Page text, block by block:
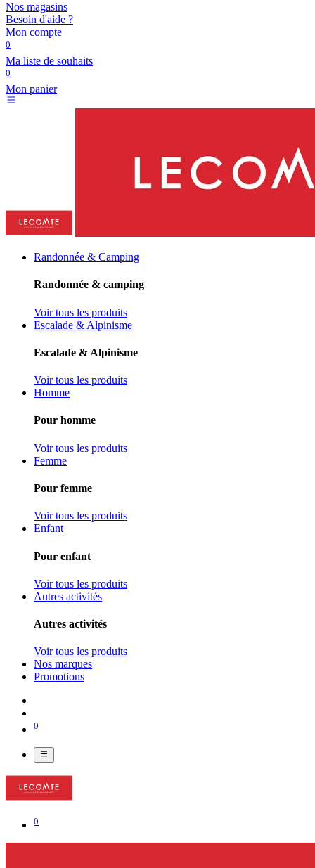
Nos magasins
Besoin d'aide ?
Mon compte
0
Ma liste de souhaits
0
Mon panier
Randonnée & Camping
Randonnée & camping
Voir tous les produits
Escalade & Alpinisme
Escalade & Alpinisme
Voir tous les produits
Homme
Pour homme
Voir tous les produits
Femme
Pour femme
Voir tous les produits
Enfant
Pour enfant
Voir tous les produits
Autres activités
Autres activités
Voir tous les produits
Nos marques
Promotions
0
0